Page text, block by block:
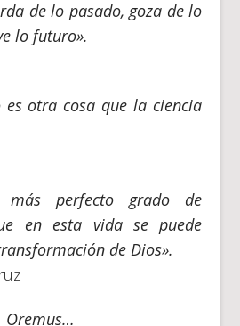
de lo pasado, goza de lo
lo futuro».
es otra cosa que la ciencia
más perfecto grado de
en esta vida se puede
de Dios».
Oremus…